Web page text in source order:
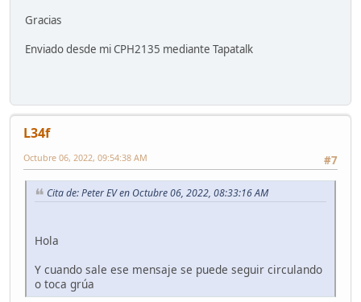
Gracias
Enviado desde mi CPH2135 mediante Tapatalk
L34f
#7
Octubre 06, 2022, 09:54:38 AM
Cita de: Peter EV en Octubre 06, 2022, 08:33:16 AM
Hola
Y cuando sale ese mensaje se puede seguir circulando
o toca grúa